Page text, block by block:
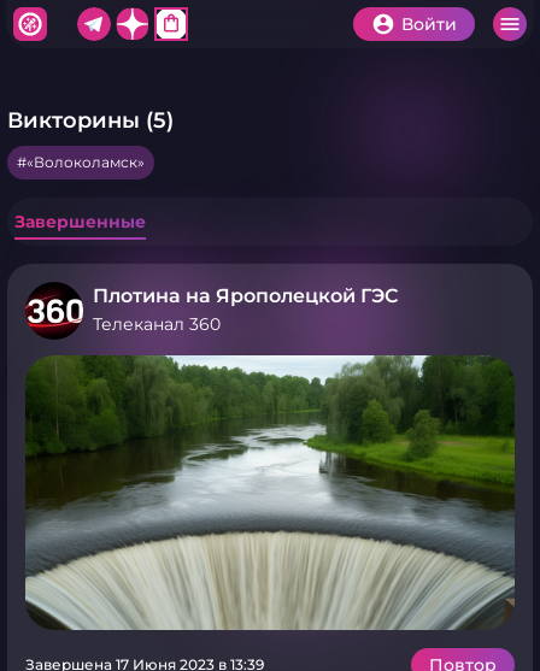
shopping_bag Войти
Викторины (5)
«Волоколамск»
Завершенные
Плотина на Ярополецкой ГЭС
Телеканал 360
Завершена 17 Июня 2023 в 13:39 Повтор